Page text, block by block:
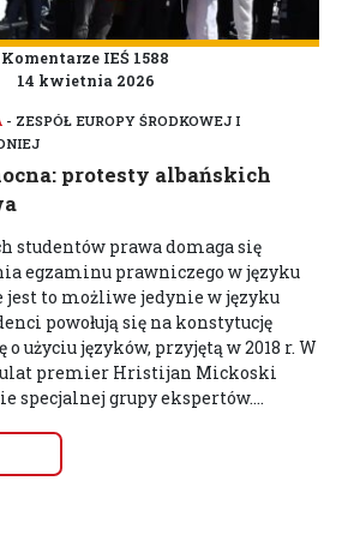
Komentarze IEŚ 1588
14 kwietnia 2026
- ZESPÓŁ EUROPY ŚRODKOWEJ I
protesty albańskich
studentów prawa domaga się
egzaminu prawniczego w języku
jest to możliwe jedynie w języku
powołują się na konstytucję
o użyciu języków, przyjętą w 2018 r. W
premier Hristijan Mickoski
specjalnej grupy ekspertów....